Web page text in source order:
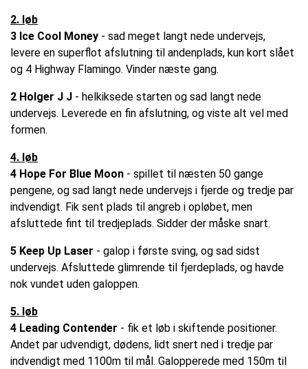
2. løb
3 Ice Cool Money - sad meget langt nede undervejs,
levere en superflot afslutning til andenplads, kun kort slået
og 4 Highway Flamingo. Vinder næste gang.
2 Holger J J - helkiksede starten og sad langt nede
undervejs. Leverede en fin afslutning, og viste alt vel med
formen.
4. løb
4 Hope For Blue Moon - spillet til næsten 50 gange
pengene, og sad langt nede undervejs i fjerde og tredje par
indvendigt. Fik sent plads til angreb i opløbet, men
afsluttede fint til tredjeplads. Sidder der måske snart.
5 Keep Up Laser - galop i første sving, og sad sidst
undervejs. Afsluttede glimrende til fjerdeplads, og havde
nok vundet uden galoppen.
5. løb
4 Leading Contender - fik et løb i skiftende positioner.
Andet par udvendigt, dødens, lidt snert ned i tredje par
indvendigt med 1100m til mål. Galopperede med 150m til